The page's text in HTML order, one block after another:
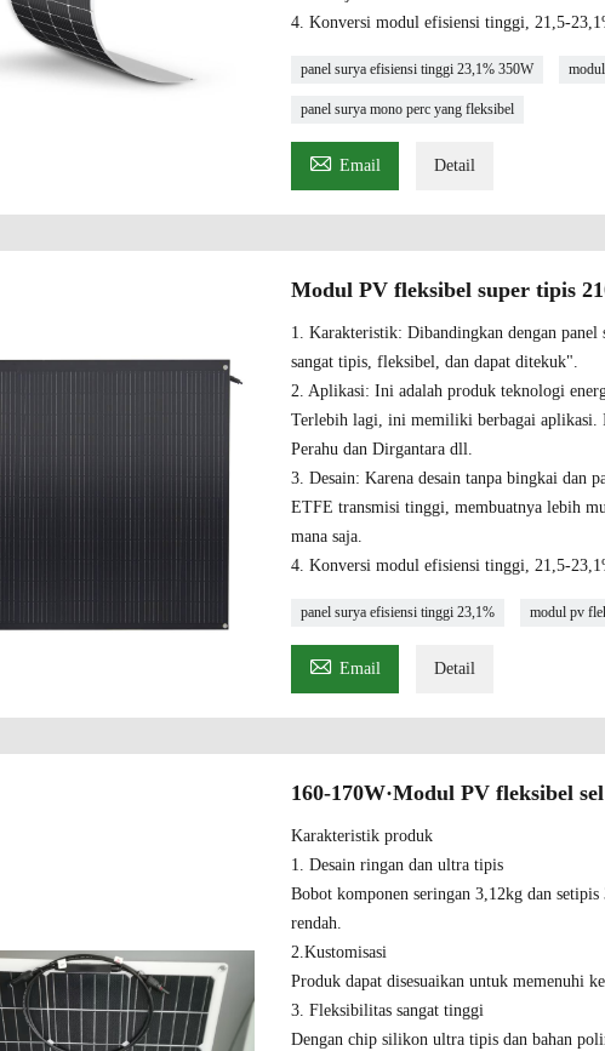
4. Konversi modul efisiensi tinggi, 21,5-
panel surya efisiensi tinggi 23,1% 350W
panel surya mono perc yang fleksibel
 Email Detail
Modul PV fleksibel super tipis
1. Karakteristik: Dibandingkan dengan
sangat tipis, fleksibel, dan dapat ditekuk".
2. Aplikasi: Ini adalah produk teknologi
Terlebih lagi, ini memiliki berbagai aplikasi.
Perahu dan Dirgantara dll.
3. Desain: Karena desain tanpa bingkai dan
ETFE transmisi tinggi, membuatnya lebih
mana saja.
4. Konversi modul efisiensi tinggi, 21,5-
panel surya efisiensi tinggi 23,1% modul pv
 Email Detail
160-170W·Modul PV fleksibel
Karakteristik produk
1. Desain ringan dan ultra tipis
Bobot komponen seringan 3,12kg dan
rendah.
2.Kustomisasi
Produk dapat disesuaikan untuk memenuhi
3. Fleksibilitas sangat tinggi
Dengan chip silikon ultra tipis dan bahan